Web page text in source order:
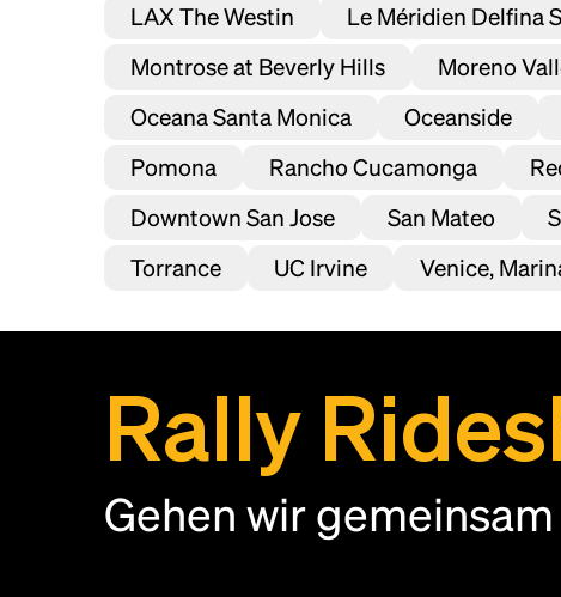
Füge diesen Standort als
LAX The Westin
Le Méridien Delfina
Montrose at Beverly Hills
Moreno
Oceana Santa Monica
Oceanside
Pomona
Rancho Cucamonga
Downtown San Jose
San Mateo
Torrance
UC Irvine Venice,
Rally
Gehen wir